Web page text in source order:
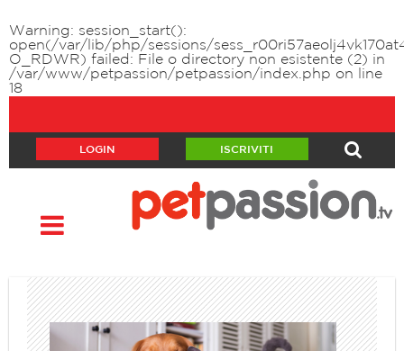
Warning : session_start():
open(/var/lib/php/sessions/
O_RDWR) failed: File o directory non esistente (2) in
/var/www/petpassion/petpassion/index.php on line
18
LOGIN ISCRIVITI